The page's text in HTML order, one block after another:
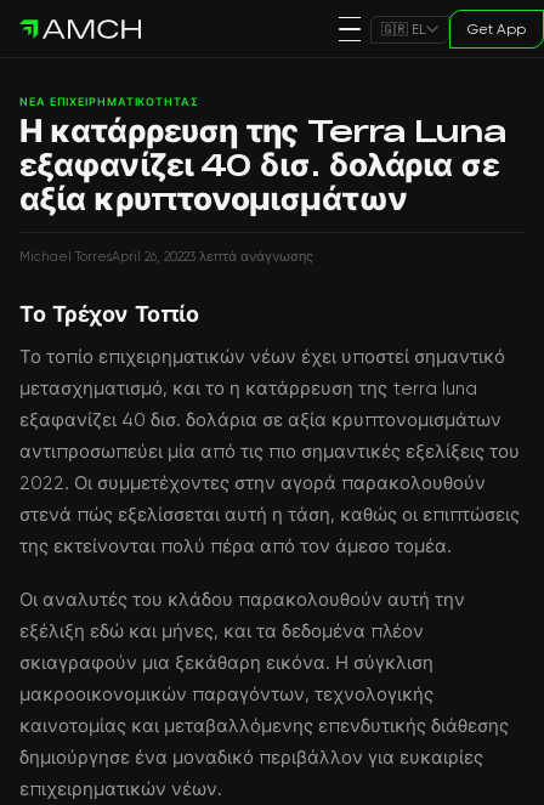
🇬🇷 EL Get App
ΝΈΑ ΕΠΙΧΕΙΡΗΜΑΤΙΚΌΤΗΤΑΣ
Η κατάρρευση της Terra Luna
εξαφανίζει 40 δισ. δολάρια σε
αξία κρυπτονομισμάτων
Michael TorresApril 26, 20223 λεπτά ανάγνωσης
Το Τρέχον Τοπίο
Το τοπίο επιχειρηματικών νέων έχει υποστεί σημαντικό
μετασχηματισμό, και το η κατάρρευση της terra luna
εξαφανίζει 40 δισ. δολάρια σε αξία κρυπτονομισμάτων
αντιπροσωπεύει μία από τις πιο σημαντικές εξελίξεις του
2022. Οι συμμετέχοντες στην αγορά παρακολουθούν
στενά πώς εξελίσσεται αυτή η τάση, καθώς οι επιπτώσεις
της εκτείνονται πολύ πέρα από τον άμεσο τομέα.
Οι αναλυτές του κλάδου παρακολουθούν αυτή την
εξέλιξη εδώ και μήνες, και τα δεδομένα πλέον
σκιαγραφούν μια ξεκάθαρη εικόνα. Η σύγκλιση
μακροοικονομικών παραγόντων, τεχνολογικής
καινοτομίας και μεταβαλλόμενης επενδυτικής διάθεσης
δημιούργησε ένα μοναδικό περιβάλλον για ευκαιρίες
επιχειρηματικών νέων.